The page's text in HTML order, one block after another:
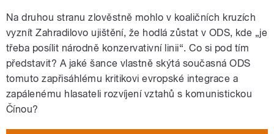
Na druhou stranu zlověstně mohlo v koaličních kruzích
vyznít Zahradilovo ujištění, že hodlá zůstat v ODS, kde „je
třeba posílit národně konzervativní linii“. Co si pod tím
představit? A jaké šance vlastně skýtá současná ODS
tomuto zapřisáhlému kritikovi evropské integrace a
zapálenému hlasateli rozvíjení vztahů s komunistickou
Čínou?